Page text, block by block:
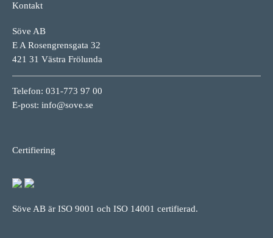
Kontakt
Söve AB
E A Rosengrensgata 32
421 31 Västra Frölunda
Telefon: 031-773 97 00
E-post: info@sove.se
Certifiering
Söve AB är ISO 9001 och ISO 14001 certifierad.